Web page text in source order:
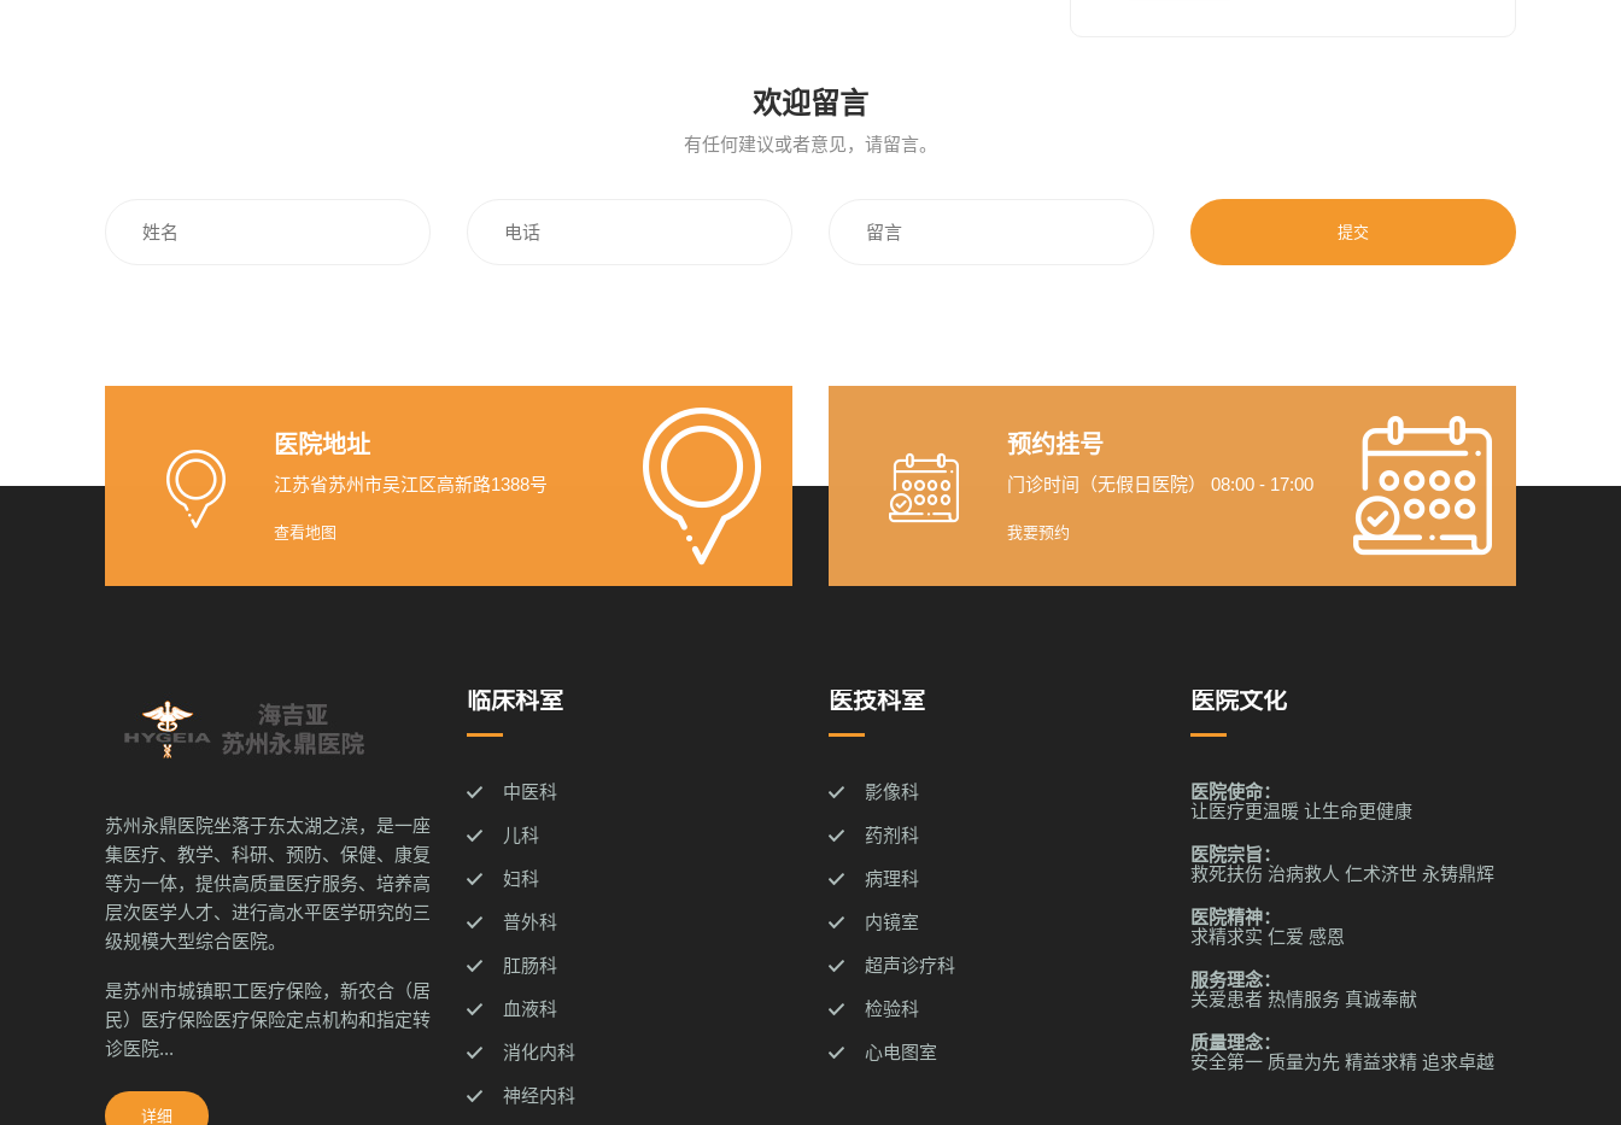
欢迎留言
有任何建议或者意见，请留言。
提交
医院地址
江苏省苏州市吴江区高新路1388号
查看地图
预约挂号
门诊时间（无假日医院） 08:00 - 17:00
我要预约
苏州永鼎医院坐落于东太湖之滨，是一座
集医疗、教学、科研、预防、保健、康复
等为一体，提供高质量医疗服务、培养高
层次医学人才、进行高水平医学研究的三
级规模大型综合医院。
是苏州市城镇职工医疗保险，新农合（居
民）医疗保险医疗保险定点机构和指定转
诊医院...
详细
临床科室
中医科
儿科
妇科
普外科
肛肠科
血液科
消化内科
神经内科
医技科室
影像科
药剂科
病理科
内镜室
超声诊疗科
检验科
心电图室
医院文化
医院使命：
让医疗更温暖 让生命更健康
医院宗旨：
救死扶伤 治病救人 仁术济世 永铸鼎辉
医院精神：
求精求实 仁爱 感恩
服务理念：
关爱患者 热情服务 真诚奉献
质量理念：
安全第一 质量为先 精益求精 追求卓越